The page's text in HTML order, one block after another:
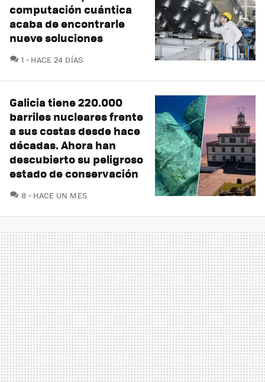
computación cuántica
acaba de encontrarle
nueve soluciones
1 COMENTARIOS
HACE 24 DÍAS
Galicia tiene 220.000
barriles nucleares frente
a sus costas desde hace
décadas. Ahora han
descubierto su peligroso
estado de conservación
8 COMENTARIOS
HACE UN MES